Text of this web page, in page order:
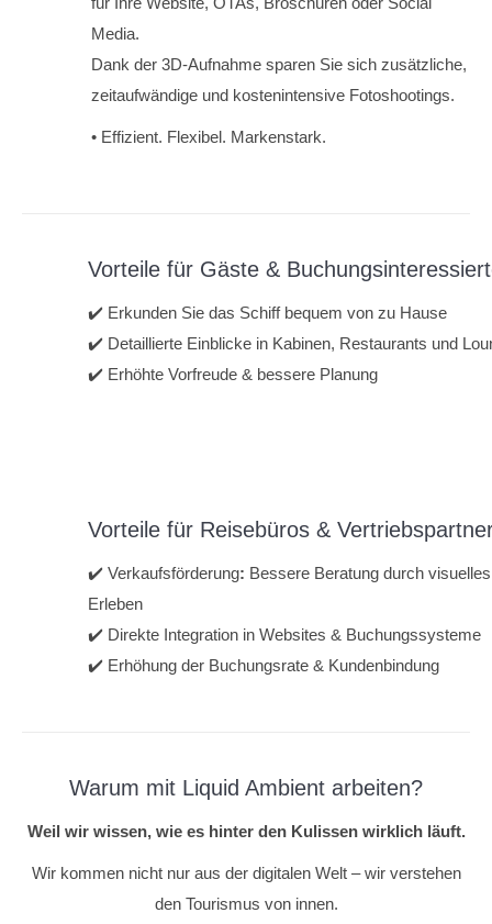
Media.
Dank der 3D-Aufnahme sparen Sie sich zusätzliche,
zeitaufwändige und kostenintensive Fotoshootings.
• Effizient. Flexibel. Markenstark.
Vorteile für Gäste &
✔️ Erkunden Sie das Schiff bequem von zu Hause
✔️ Detaillierte Einblicke in Kabinen, Restaurants und
✔️ Erhöhte Vorfreude & bessere Planung
Vorteile für Reisebüros &
✔️ Verkaufsförderung: Bessere Beratung durch visuelles
Erleben
✔️ Direkte Integration in Websites & Buchungssysteme
✔️ Erhöhung der Buchungsrate & Kundenbindung
Warum mit Liquid Ambient arbeiten?
Weil wir wissen, wie es hinter den Kulissen wirklich läuft.
Wir kommen nicht nur aus der digitalen Welt – wir verstehen
den Tourismus von innen.